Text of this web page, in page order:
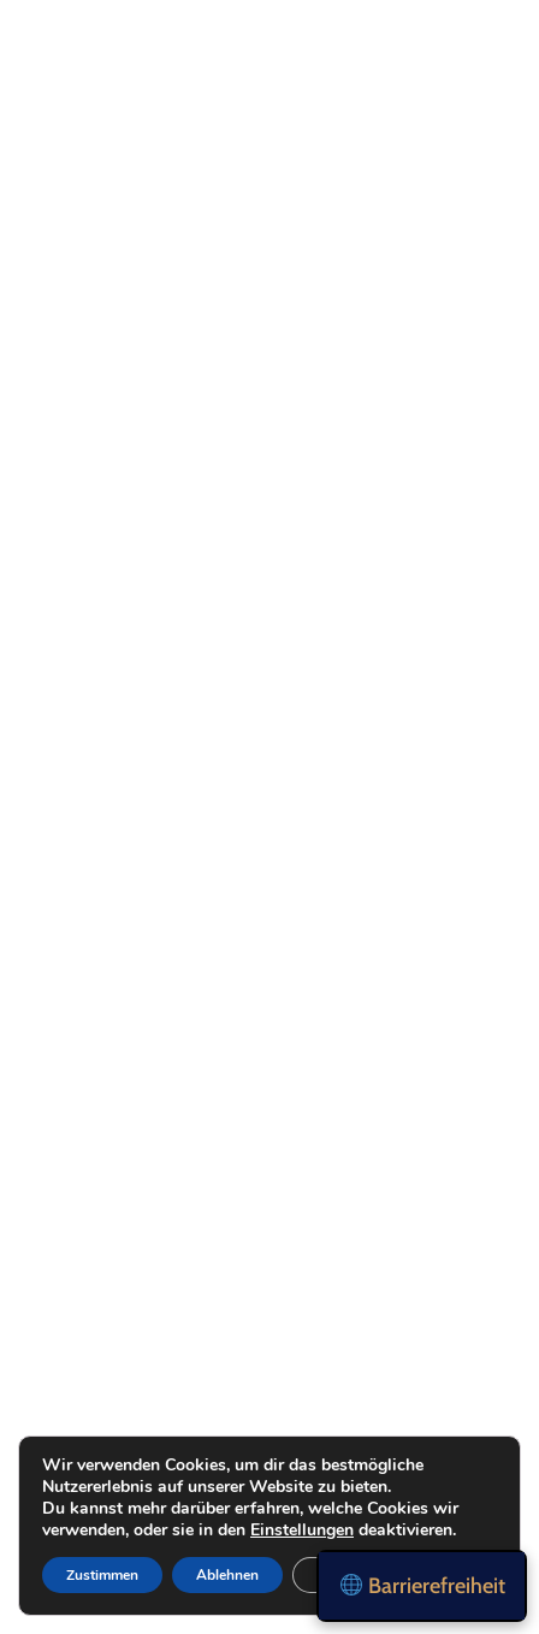
Barrierefreiheit
Wir verwenden Cookies, um dir das bestmögliche
Nutzererlebnis auf unserer Website zu bieten.
Du kannst mehr darüber erfahren, welche Cookies wir
verwenden, oder sie in den Einstellungen deaktivieren.
Zustimmen Ablehnen Einstellungen